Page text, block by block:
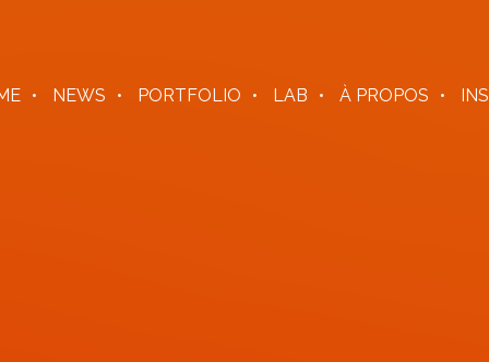
NEWS PORTFOLIO LAB À PROPOS